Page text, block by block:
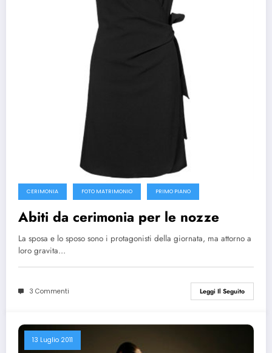
CERIMONIA FOTO MATRIMONIO PRIMO PIANO
Abiti da cerimonia per le nozze
La sposa e lo sposo sono i protagonisti della giornata, ma attorno a
loro gravita…
3 Commenti Leggi Il Seguito
13 Luglio 2011